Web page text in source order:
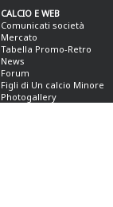
CALCIO E WEB
Comunicati società
Mercato
Tabella Promo-Retro
News
Forum
Figli di Un calcio Minore
Photogallery